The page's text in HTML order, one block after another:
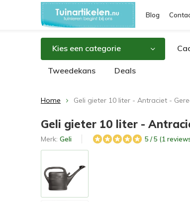
Blog
Kies een categorie
Tweedekans Deals
Home Geli gieter 10 liter - Antraciet -
Geli gieter 10 liter -
Merk: Geli 5 / 5 (1